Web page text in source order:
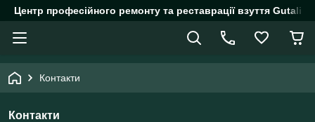
Центр професійного ремонту та реставрації взуття
Контакти
Контакти